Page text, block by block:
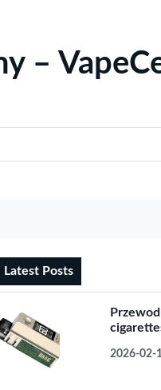
–
Latest Posts
2026-02-